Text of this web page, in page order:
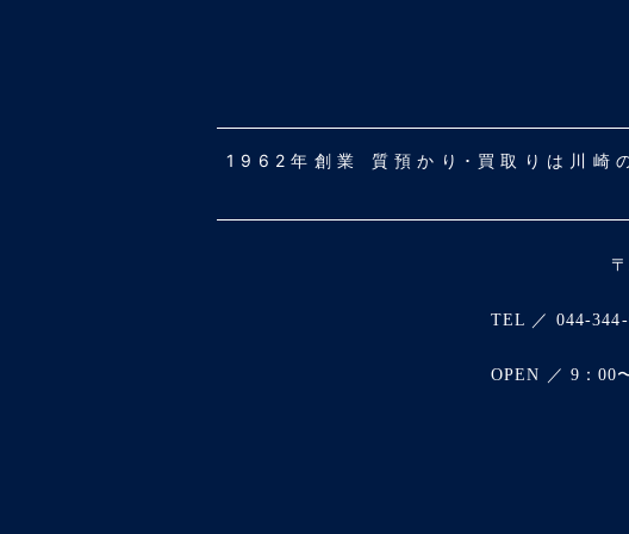
1962年創業 質預かり･買取りは川崎
TEL ／ 044-344-
OPEN ／ 9：00